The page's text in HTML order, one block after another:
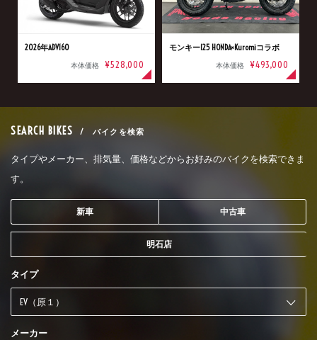
2026年ADV160
本体価格 ¥528,000
モンキー125 HONDA×Kuromiコラボ
本体価格 ¥493,000
SEARCH BIKES / バイクを検索
タイプやメーカー、排気量、価格などからお好みのバイクを検索できま
す。
新車 中古車
明石店
タイプ
メーカー